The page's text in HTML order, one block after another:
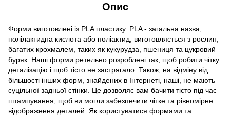
Опис
Форми виготовлені із PLA пластику. PLA - загальна назва,
полілактидна кислота або поліактид, виготовляється з рослин,
багатих крохмалем, таких як кукурудза, пшениця та цукровий
буряк. Наші форми ретельно розроблені так, щоб робити чітку
деталізацію і щоб тісто не застрягало. Також, на відміну від
більшості інших форм, знайдених в Інтернеті, наші, не мають
суцільної задньої стінки. Це дозволяє вам бачити тісто під час
штампування, щоб ви могли забезпечити чітке та рівномірне
відображення деталей. Як користуватися формами та